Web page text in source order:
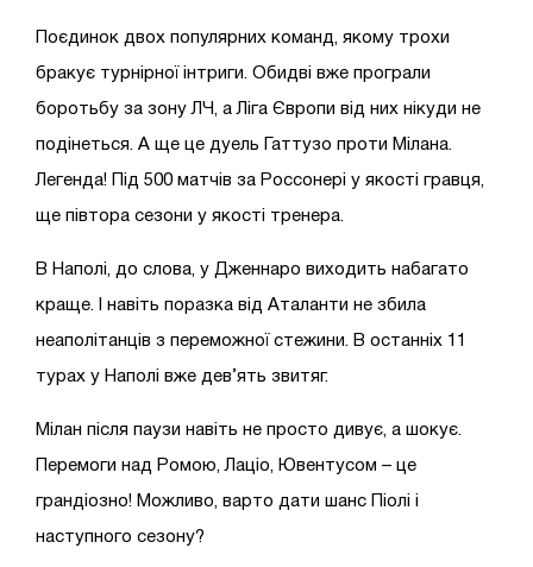
Поєдинок двох популярних команд, якому трохи
бракує турнірної інтриги. Обидві вже програли
боротьбу за зону ЛЧ, а Ліга Європи від них нікуди не
подінеться. А ще це дуель Гаттузо проти Мілана.
Легенда! Під 500 матчів за Россонері у якості гравця,
ще півтора сезони у якості тренера.
В Наполі, до слова, у Дженнаро виходить набагато
краще. І навіть поразка від Аталанти не збила
неаполітанців з переможної стежини. В останніх 11
турах у Наполі вже дев’ять звитяг.
Мілан після паузи навіть не просто дивує, а шокує.
Перемоги над Ромою, Лаціо, Ювентусом – це
грандіозно! Можливо, варто дати шанс Піолі і
наступного сезону?